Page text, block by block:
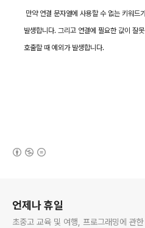
만약 연결 문자열에 사용할 수 없는 키워드
발생합니다. 그리고 연결에 필요한 값이 잘
호출할 때 예외가 발생합니다.
언제나 휴일
초중고 교육 및 여행, 프로그래밍에 관